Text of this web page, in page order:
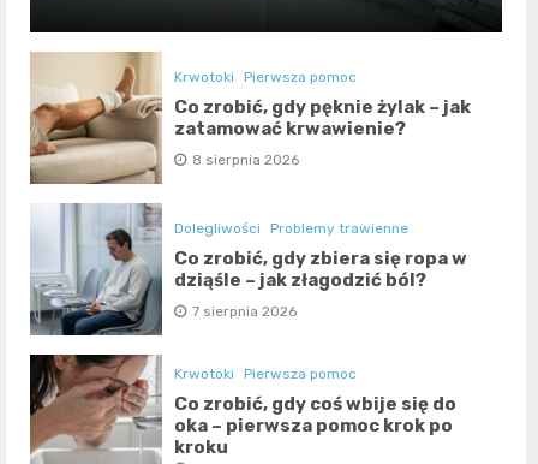
Krwotoki Pierwsza pomoc
Co zrobić, gdy pęknie żylak – jak
zatamować krwawienie?
8 sierpnia 2026
Dolegliwości Problemy trawienne
Co zrobić, gdy zbiera się ropa w
dziąśle – jak złagodzić ból?
7 sierpnia 2026
Krwotoki Pierwsza pomoc
Co zrobić, gdy coś wbije się do
oka – pierwsza pomoc krok po
kroku